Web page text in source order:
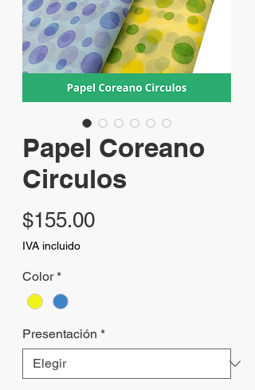
Papel Coreano
Circulos
$155.00Precio
IVA incluido
Color *
Presentación *